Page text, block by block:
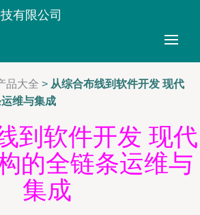
有限公司
品大全 > 从综合布线到软件开发 现代
维与集成
到软件开发 现代
的全链条运维与
集成